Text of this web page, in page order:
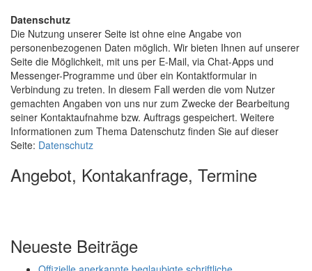
Datenschutz
Die Nutzung unserer Seite ist ohne eine Angabe von
personenbezogenen Daten möglich. Wir bieten Ihnen auf unserer
Seite die Möglichkeit, mit uns per E-Mail, via Chat-Apps und
Messenger-Programme und über ein Kontaktformular in
Verbindung zu treten. In diesem Fall werden die vom Nutzer
gemachten Angaben von uns nur zum Zwecke der Bearbeitung
seiner Kontaktaufnahme bzw. Auftrags gespeichert. Weitere
Informationen zum Thema Datenschutz finden Sie auf dieser
Seite: Datenschutz
Angebot, Kontakanfrage, Termine
Neueste Beiträge